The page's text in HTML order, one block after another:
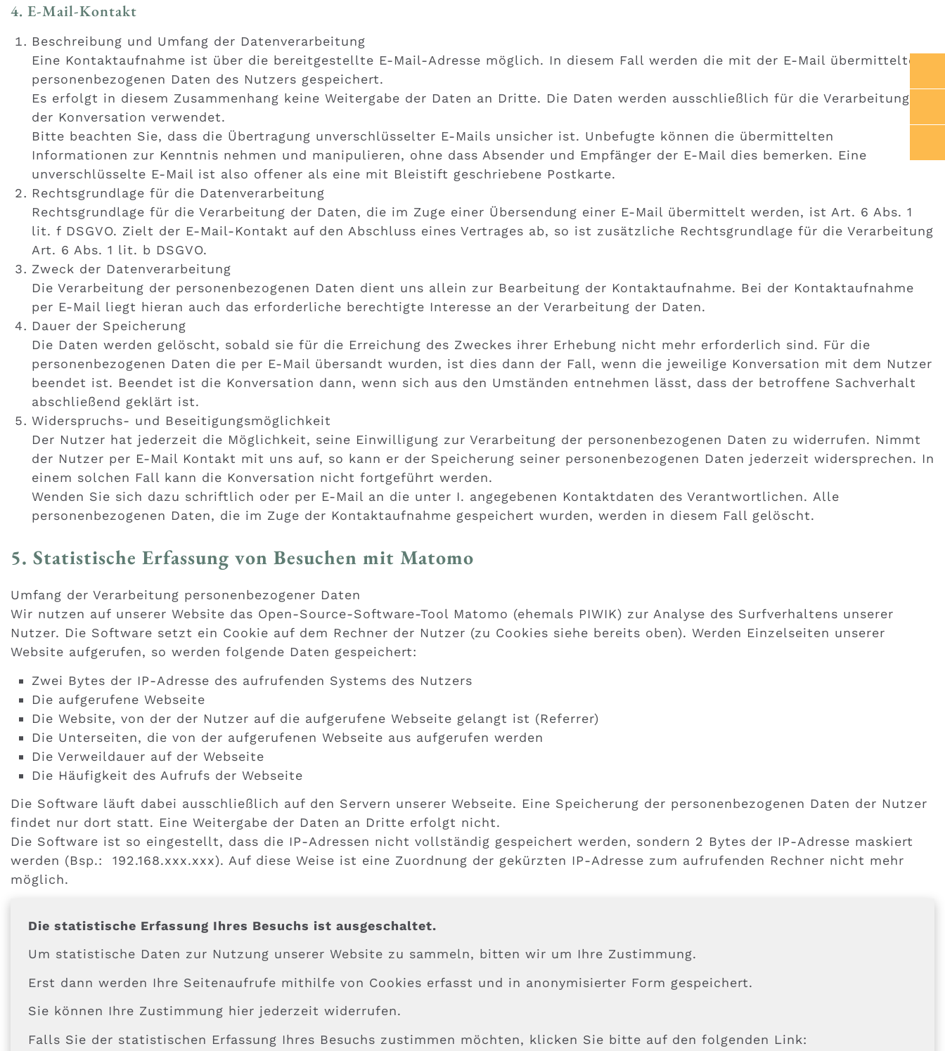
4. E-Mail-Kontakt
Beschreibung und Umfang der Datenverarbeitung
Eine Kontaktaufnahme ist über die bereitgestellte E-Mail-Adresse möglich. In diesem Fall werden die mit der E-Mail übermittelten
personenbezogenen Daten des Nutzers gespeichert.
Es erfolgt in diesem Zusammenhang keine Weitergabe der Daten an Dritte. Die Daten werden ausschließlich für die Verarbeitung
der Konversation verwendet.
Bitte beachten Sie, dass die Übertragung unverschlüsselter E-Mails unsicher ist. Unbefugte können die übermittelten
Informationen zur Kenntnis nehmen und manipulieren, ohne dass Absender und Empfänger der E-Mail dies bemerken. Eine
unverschlüsselte E-Mail ist also offener als eine mit Bleistift geschriebene Postkarte.
Rechtsgrundlage für die Datenverarbeitung
Rechtsgrundlage für die Verarbeitung der Daten, die im Zuge einer Übersendung einer E-Mail übermittelt werden, ist Art. 6 Abs. 1
lit. f DSGVO. Zielt der E-Mail-Kontakt auf den Abschluss eines Vertrages ab, so ist zusätzliche Rechtsgrundlage für die Verarbeitung
Art. 6 Abs. 1 lit. b DSGVO.
Zweck der Datenverarbeitung
Die Verarbeitung der personenbezogenen Daten dient uns allein zur Bearbeitung der Kontaktaufnahme. Bei der Kontaktaufnahme
per E-Mail liegt hieran auch das erforderliche berechtigte Interesse an der Verarbeitung der Daten.
Dauer der Speicherung
Die Daten werden gelöscht, sobald sie für die Erreichung des Zweckes ihrer Erhebung nicht mehr erforderlich sind. Für die
personenbezogenen Daten die per E-Mail übersandt wurden, ist dies dann der Fall, wenn die jeweilige Konversation mit dem Nutzer
beendet ist. Beendet ist die Konversation dann, wenn sich aus den Umständen entnehmen lässt, dass der betroffene Sachverhalt
abschließend geklärt ist.
Widerspruchs- und Beseitigungsmöglichkeit
Der Nutzer hat jederzeit die Möglichkeit, seine Einwilligung zur Verarbeitung der personenbezogenen Daten zu widerrufen. Nimmt
der Nutzer per E-Mail Kontakt mit uns auf, so kann er der Speicherung seiner personenbezogenen Daten jederzeit widersprechen. In
einem solchen Fall kann die Konversation nicht fortgeführt werden.
Wenden Sie sich dazu schriftlich oder per E-Mail an die unter I. angegebenen Kontaktdaten des Verantwortlichen. Alle
personenbezogenen Daten, die im Zuge der Kontaktaufnahme gespeichert wurden, werden in diesem Fall gelöscht.
5. Statistische Erfassung von Besuchen mit Matomo
Umfang der Verarbeitung personenbezogener Daten
Wir nutzen auf unserer Website das Open-Source-Software-Tool Matomo (ehemals PIWIK) zur Analyse des Surfverhaltens unserer
Nutzer. Die Software setzt ein Cookie auf dem Rechner der Nutzer (zu Cookies siehe bereits oben). Werden Einzelseiten unserer
Website aufgerufen, so werden folgende Daten gespeichert:
Zwei Bytes der IP-Adresse des aufrufenden Systems des Nutzers
Die aufgerufene Webseite
Die Website, von der der Nutzer auf die aufgerufene Webseite gelangt ist (Referrer)
Die Unterseiten, die von der aufgerufenen Webseite aus aufgerufen werden
Die Verweildauer auf der Webseite
Die Häufigkeit des Aufrufs der Webseite
Die Software läuft dabei ausschließlich auf den Servern unserer Webseite. Eine Speicherung der personenbezogenen Daten der Nutzer
findet nur dort statt. Eine Weitergabe der Daten an Dritte erfolgt nicht.
Die Software ist so eingestellt, dass die IP-Adressen nicht vollständig gespeichert werden, sondern 2 Bytes der IP-Adresse maskiert
werden (Bsp.: 192.168.xxx.xxx). Auf diese Weise ist eine Zuordnung der gekürzten IP-Adresse zum aufrufenden Rechner nicht mehr
möglich.
Die statistische Erfassung Ihres Besuchs ist ausgeschaltet.
Um statistische Daten zur Nutzung unserer Website zu sammeln, bitten wir um Ihre Zustimmung.
Erst dann werden Ihre Seitenaufrufe mithilfe von Cookies erfasst und in anonymisierter Form gespeichert.
Sie können Ihre Zustimmung hier jederzeit widerrufen.
Falls Sie der statistischen Erfassung Ihres Besuchs zustimmen möchten, klicken Sie bitte auf den folgenden Link: